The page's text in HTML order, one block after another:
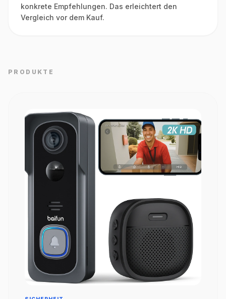
konkrete Empfehlungen. Das erleichtert den
Vergleich vor dem Kauf.
PRODUKTE